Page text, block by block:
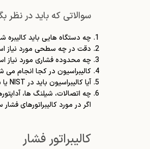
سوالاتی که باید در نظر
چه دستگاه هایی باید کالیبره
دقت در چه سطحی مورد نیاز
چه محدوده فشاری مورد نیاز
کالیبراسیون در کجا انجام می
آیا کالیبراسیون باید در NIST یا سازمان دیگری قابل ردیابی باشد؟
چه اتصالات، شیلنگ ها،
اگر در مورد کالیبراتورهای فشار سؤالی دارید، لطفاً از طریق
کالیبراتور فشار